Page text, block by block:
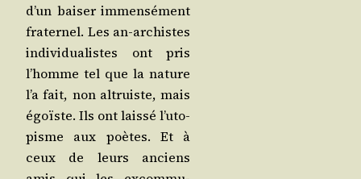
d’un bai­ser immen­sé­ment
fra­ter­nel. Les an-archistes
indi­vi­dua­listes ont pris
l’homme tel que la nature
l’a fait, non altruiste, mais
égoïste. Ils ont lais­sé l’u­to­
pisme aux poètes. Et à
ceux de leurs anciens